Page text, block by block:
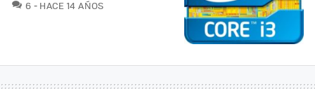
6 COMENTARIOS
HACE 14 AÑOS